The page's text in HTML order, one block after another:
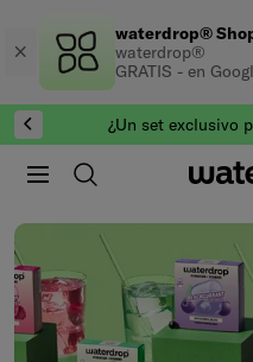
contenido
waterdrop®
waterdrop®
GRATIS - en
¿Un set exclusivo